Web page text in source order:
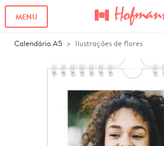
MENU
Calendário A5 Ilustrações de flores